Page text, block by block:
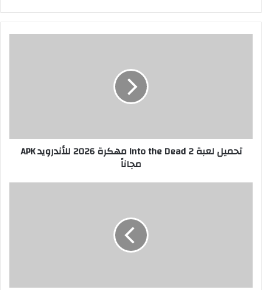
تحميل لعبة Into the Dead 2 مهكرة 2026 للأندرويد APK
مجاناً